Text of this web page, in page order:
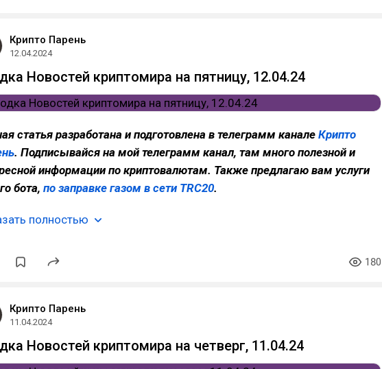
Крипто Парень
12.04.2024
Новостей криптомира на пятницу, 12.04.24
статья разработана и подготовлена в телеграмм канале Крипто
. Подписывайся на мой телеграмм канал, там много полезной и
информации по криптовалютам. Также предлагаю вам услуги
бота, по заправке газом в сети TRC20.
полностью
180
Крипто Парень
11.04.2024
Новостей криптомира на четверг, 11.04.24